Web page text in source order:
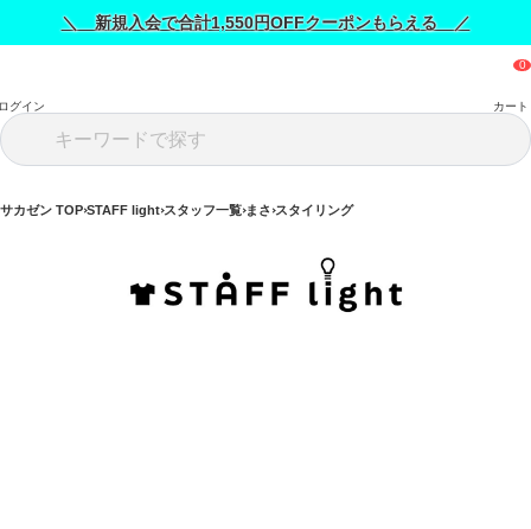
＼ 新規入会で合計1,550円OFFクーポンもらえる ／
グイン カート
サカゼン TOP STAFF light スタッフ一覧 まさ スタイリング